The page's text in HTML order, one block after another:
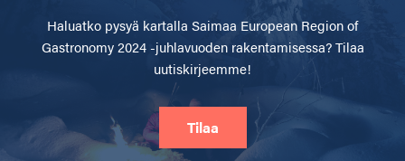
Haluatko pysyä kartalla Saimaa European Region of
Gastronomy 2024 -juhlavuoden rakentamisessa? Tilaa
uutiskirjeemme!
Tilaa